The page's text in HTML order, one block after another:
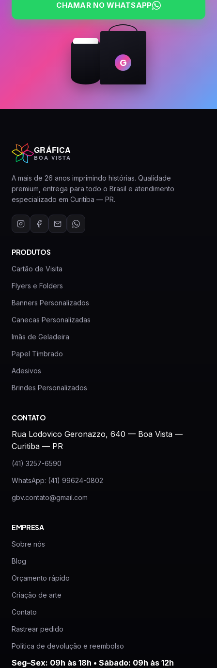
CHAMAR NO WHATSAPP
G
GRÁFICA
BOA VISTA
A mais de 26 anos imprimindo histórias. Qualidade
premium, entrega para todo o Brasil e atendimento
especializado em Curitiba — PR.
PRODUTOS
Cartão de Visita
Flyers e Folders
Banners Personalizados
Canecas Personalizadas
Imãs de Geladeira
Papel Timbrado
Adesivos
Brindes Personalizados
CONTATO
Rua Lodovico Geronazzo, 640 — Boa Vista —
Curitiba — PR
(41) 3257-6590
WhatsApp: (41) 99624-0802
gbv.contato@gmail.com
EMPRESA
Sobre nós
Blog
Orçamento rápido
Criação de arte
Contato
Rastrear pedido
Política de devolução e reembolso
Seg–Sex: 09h às 18h • Sábado: 09h às 12h